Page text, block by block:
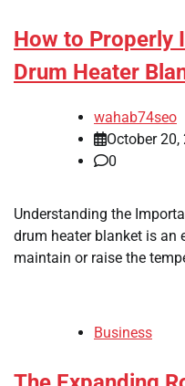
How to Properly
Drum Heater
wahab74seo
October 20,
0
Understanding the
drum heater blanket is an
maintain or raise the
Business